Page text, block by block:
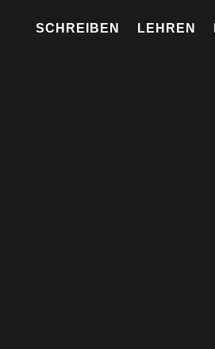
SCHREIBEN LEHREN